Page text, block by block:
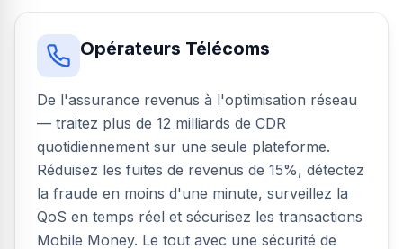
Opérateurs Télécoms
De l'assurance revenus à l'optimisation réseau
— traitez plus de 12 milliards de CDR
quotidiennement sur une seule plateforme.
Réduisez les fuites de revenus de 15%, détectez
la fraude en moins d'une minute, surveillez la
QoS en temps réel et sécurisez les transactions
Mobile Money. Le tout avec une sécurité de